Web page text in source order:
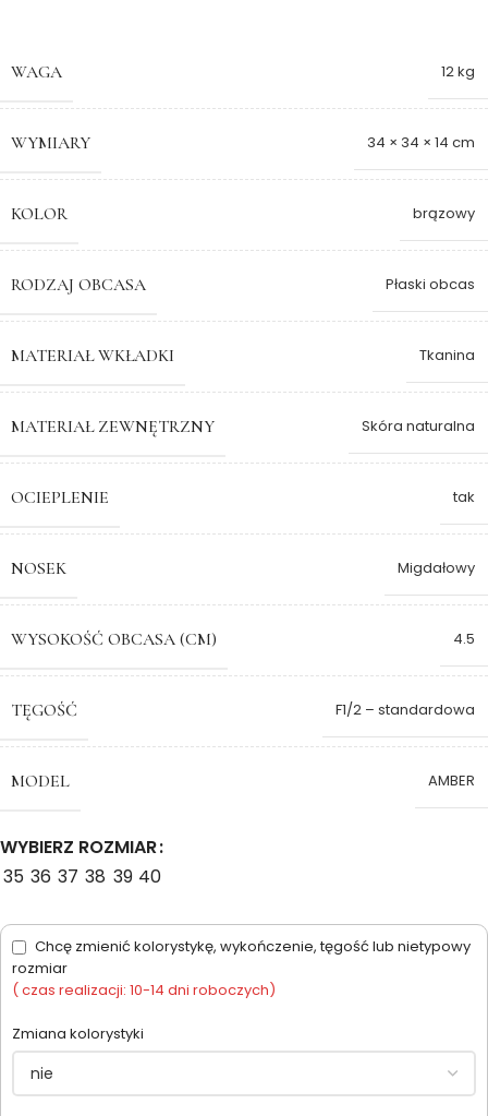
WAGA 12 kg
WYMIARY 34 × 34 × 14 cm
KOLOR brązowy
RODZAJ OBCASA Płaski obcas
MATERIAŁ WKŁADKI Tkanina
MATERIAŁ ZEWNĘTRZNY Skóra naturalna
OCIEPLENIE tak
NOSEK Migdałowy
WYSOKOŚĆ OBCASA (CM) 4.5
TĘGOŚĆ F1/2 – standardowa
MODEL AMBER
WYBIERZ ROZMIAR
35 36 37 38 39 40
Chcę zmienić kolorystykę, wykończenie, tęgość lub nietypowy
rozmiar
( czas realizacji: 10-14 dni roboczych)
Zmiana kolorystyki